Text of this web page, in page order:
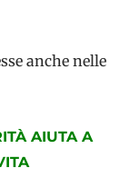
anche nelle
AIUTA A